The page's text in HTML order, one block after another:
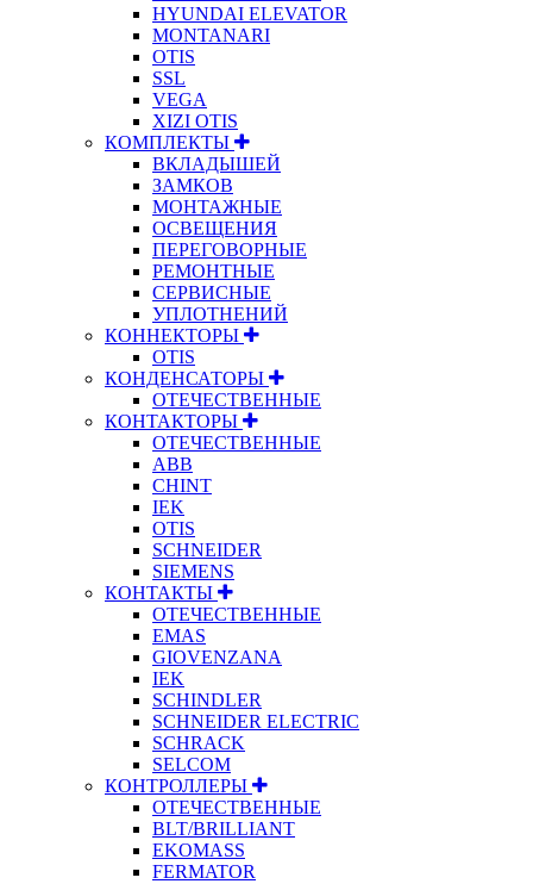
HYUNDAI ELEVATOR
MONTANARI
OTIS
SSL
VEGA
XIZI OTIS
КОМПЛЕКТЫ
ВКЛАДЫШЕЙ
ЗАМКОВ
МОНТАЖНЫЕ
ОСВЕЩЕНИЯ
ПЕРЕГОВОРНЫЕ
РЕМОНТНЫЕ
СЕРВИСНЫЕ
УПЛОТНЕНИЙ
КОННЕКТОРЫ
OTIS
КОНДЕНСАТОРЫ
ОТЕЧЕСТВЕННЫЕ
КОНТАКТОРЫ
ОТЕЧЕСТВЕННЫЕ
ABB
CHINT
IEK
OTIS
SCHNEIDER
SIEMENS
КОНТАКТЫ
ОТЕЧЕСТВЕННЫЕ
EMAS
GIOVENZANA
IEK
SCHINDLER
SCHNEIDER ELECTRIC
SCHRACK
SELCOM
КОНТРОЛЛЕРЫ
ОТЕЧЕСТВЕННЫЕ
BLT/BRILLIANT
EKOMASS
FERMATOR